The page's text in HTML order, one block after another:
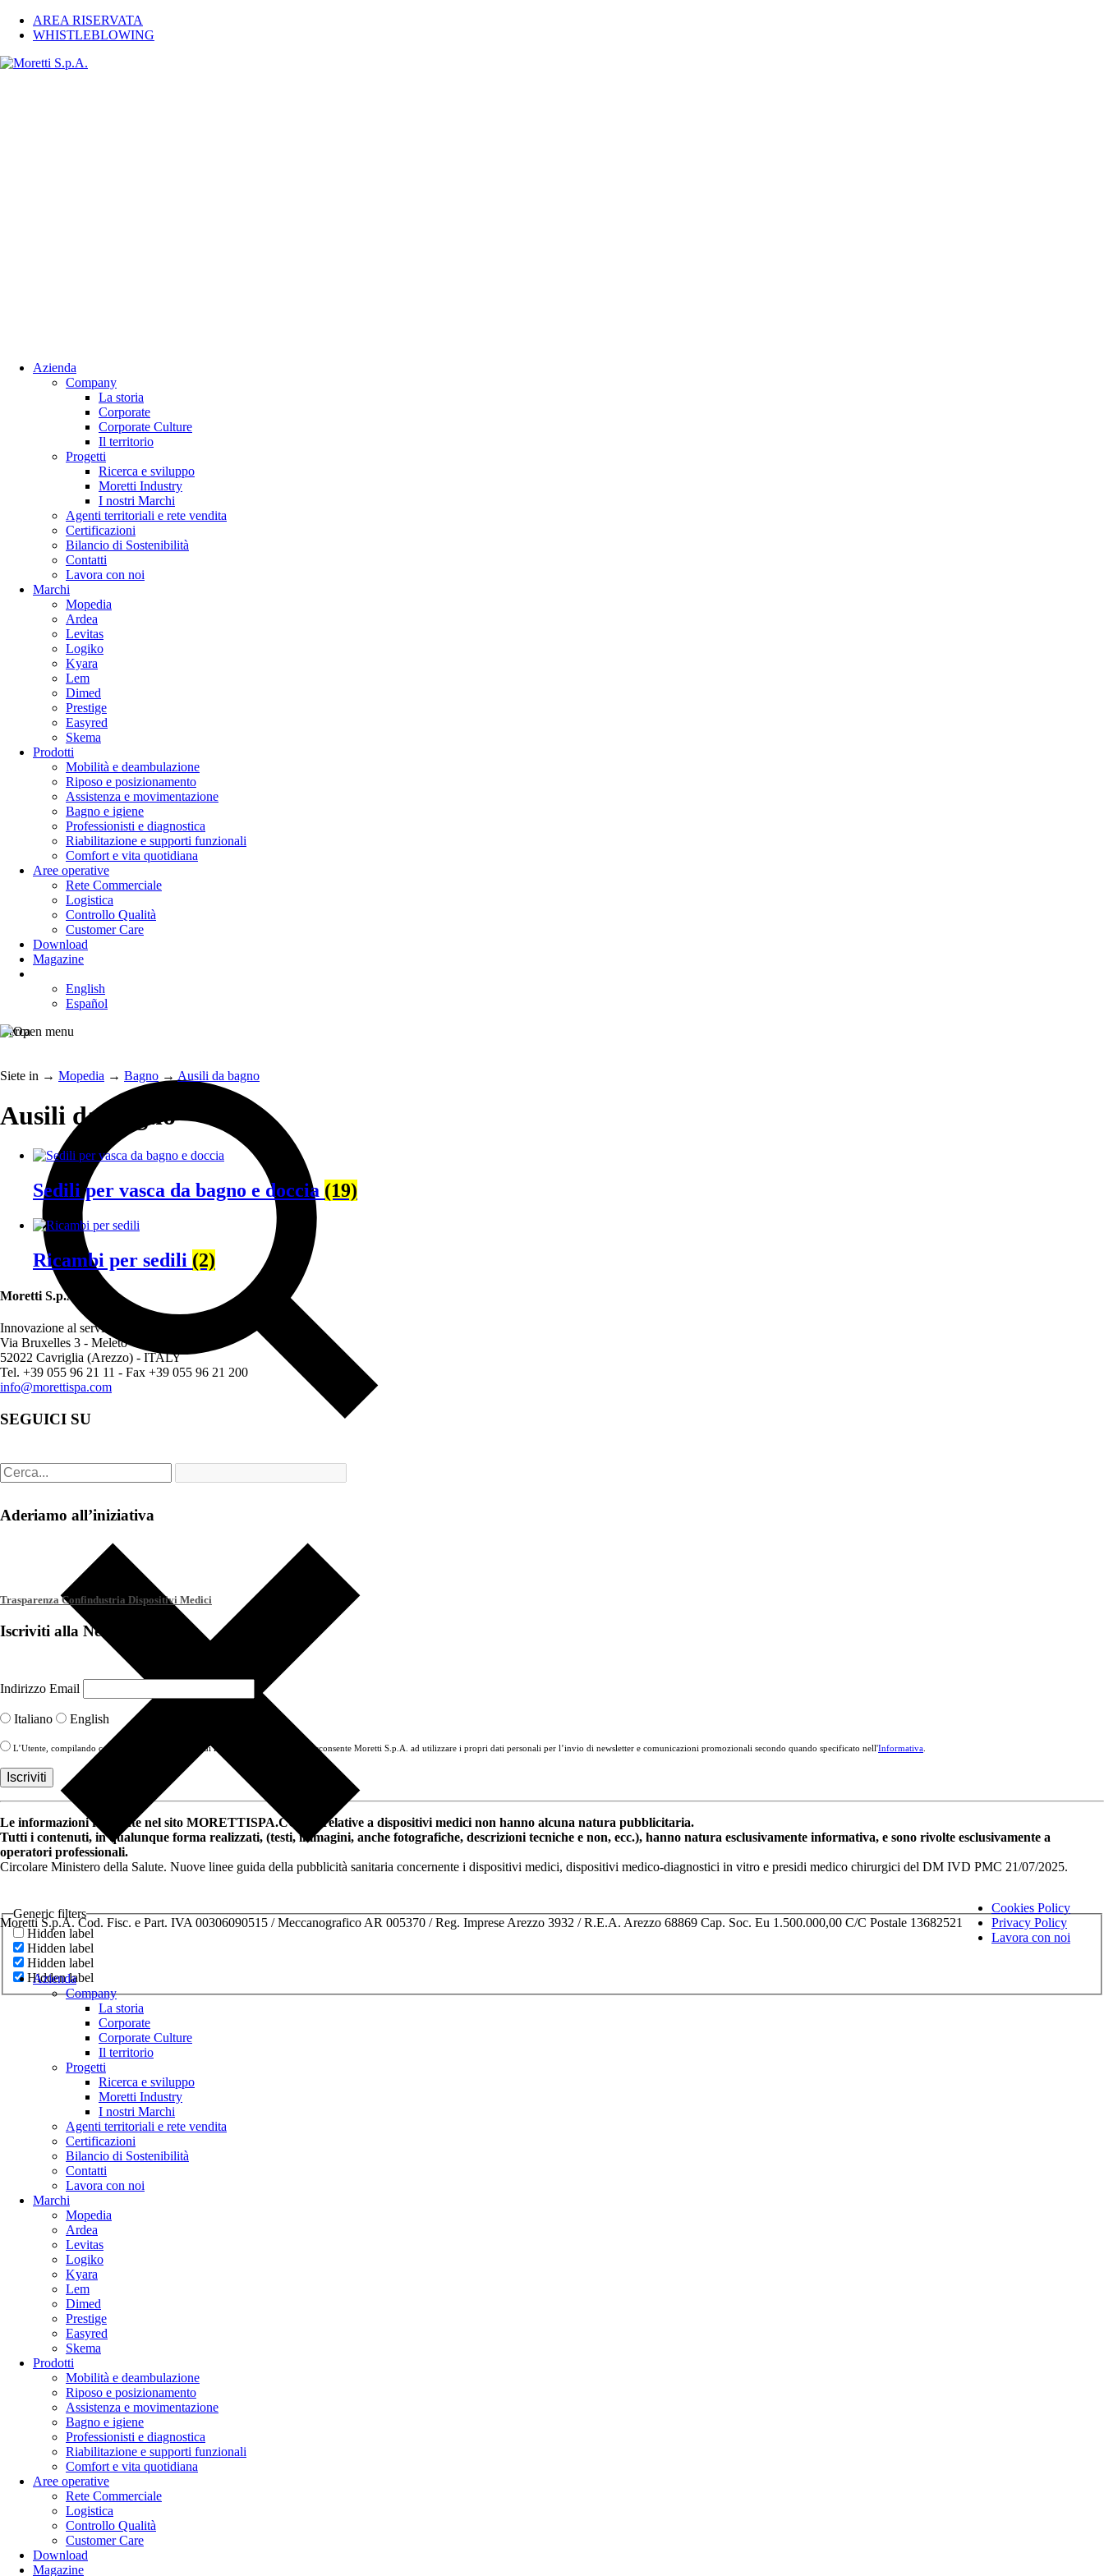
AREA RISERVATA
WHISTLEBLOWING
Azienda
Company
La storia
Corporate
Corporate Culture
Il territorio
Progetti
Ricerca e sviluppo
Moretti Industry
I nostri Marchi
Agenti territoriali e rete vendita
Certificazioni
Bilancio di Sostenibilità
Contatti
Lavora con noi
Marchi
Mopedia
Ardea
Levitas
Logiko
Kyara
Lem
Dimed
Prestige
Easyred
Skema
Prodotti
Mobilità e deambulazione
Riposo e posizionamento
Assistenza e movimentazione
Bagno e igiene
Professionisti e diagnostica
Riabilitazione e supporti funzionali
Comfort e vita quotidiana
Aree operative
Rete Commerciale
Logistica
Controllo Qualità
Customer Care
Download
Magazine
English
Español
Cerca
Generic filters
Hidden label
Hidden label
Hidden label
Hidden label
Siete in → Mopedia → Bagno → Ausili da bagno
Ausili da bagno
Sedili per vasca da bagno e doccia (19)
Ricambi per sedili (2)
Moretti S.p.A.
Innovazione al servizio del cliente
Via Bruxelles 3 - Meleto
52022 Cavriglia (Arezzo) - ITALY
Tel. +39 055 96 21 11 - Fax +39 055 96 21 200
info@morettispa.com
SEGUICI SU
Aderiamo all’iniziativa
Trasparenza Confindustria Dispositivi Medici
Iscriviti alla Newsletter
Indirizzo Email
Italiano English
L’Utente, compilando con i propri Dati il modulo di iscrizione alla newsletter, acconsente Moretti S.p.A. ad utilizzare i propri dati personali per l’invio di newsletter e comunicazioni promozionali secondo quando specificato nell'Informativa
Le informazioni riportate nel sito MORETTISPA.COM e relative a dispositivi medici non hanno alcuna natura pubblicitaria.
Tutti i contenuti, in qualunque forma realizzati, (testi, immagini, anche fotografiche, descrizioni tecniche e non, ecc.), hanno natura esclusivamente informativa, e sono rivolte esclusivamente a
operatori professionali.
Circolare Ministero della Salute. Nuove linee guida della pubblicità sanitaria concernente i dispositivi medici, dispositivi medico-diagnostici in vitro e presidi medico chirurgici del DM IVD PMC 21/07/2025.
Moretti S.p.A. Cod. Fisc. e Part. IVA 00306090515 / Meccanografico AR 005370 / Reg. Imprese Arezzo 3932 / R.E.A. Arezzo 68869 Cap. Soc. Eu 1.500.000,00 C/C Postale 13682521
Cookies Policy
Privacy Policy
Lavora con noi
Azienda
Company
La storia
Corporate
Corporate Culture
Il territorio
Progetti
Ricerca e sviluppo
Moretti Industry
I nostri Marchi
Agenti territoriali e rete vendita
Certificazioni
Bilancio di Sostenibilità
Contatti
Lavora con noi
Marchi
Mopedia
Ardea
Levitas
Logiko
Kyara
Lem
Dimed
Prestige
Easyred
Skema
Prodotti
Mobilità e deambulazione
Riposo e posizionamento
Assistenza e movimentazione
Bagno e igiene
Professionisti e diagnostica
Riabilitazione e supporti funzionali
Comfort e vita quotidiana
Aree operative
Rete Commerciale
Logistica
Controllo Qualità
Customer Care
Download
Magazine